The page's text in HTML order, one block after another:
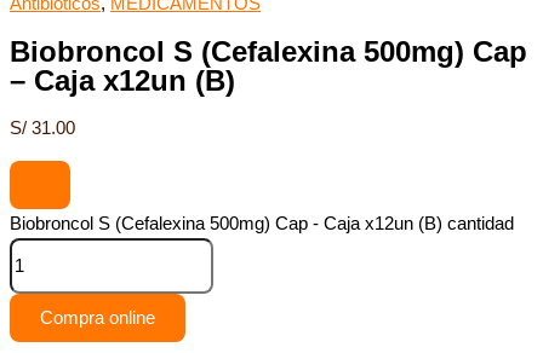
Antibioticos, MEDICAMENTOS
Biobroncol S (Cefalexina 500mg) Cap
– Caja x12un (B)
S/ 31.00
Biobroncol S (Cefalexina 500mg) Cap - Caja x12un (B) cantidad
Compra online